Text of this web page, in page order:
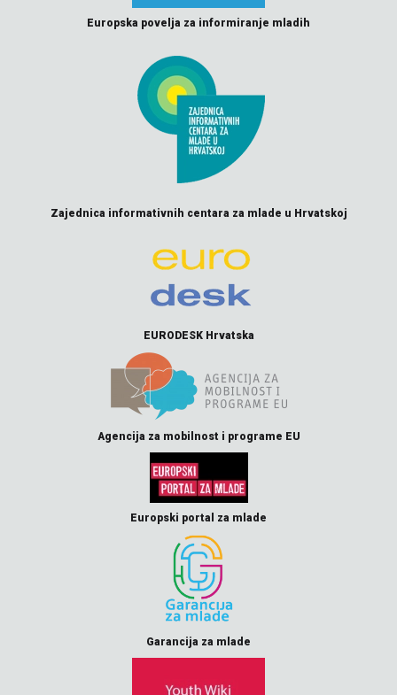
Europska povelja za informiranje mladih
Zajednica informativnih centara za mlade u Hrvatskoj
EURODESK Hrvatska
Agencija za mobilnost i programe EU
Europski portal za mlade
Garancija za mlade